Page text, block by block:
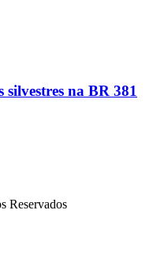
silvestres na BR 381
Reservados